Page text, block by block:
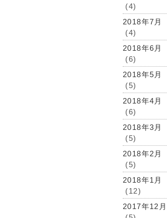
(4)
2018年7月
(4)
2018年6月
(6)
2018年5月
(5)
2018年4月
(6)
2018年3月
(5)
2018年2月
(5)
2018年1月
(12)
2017年12月